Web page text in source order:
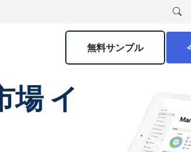
無料サンプル
場 イ